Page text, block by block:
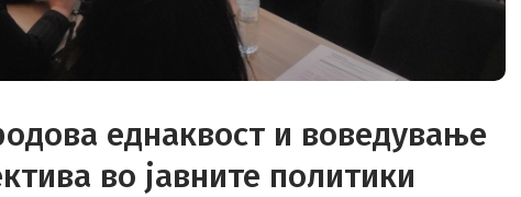
еднаквост и воведување
во јавните политики